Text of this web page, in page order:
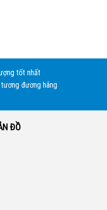
tốt nhất
đương hãng
ĐỒ